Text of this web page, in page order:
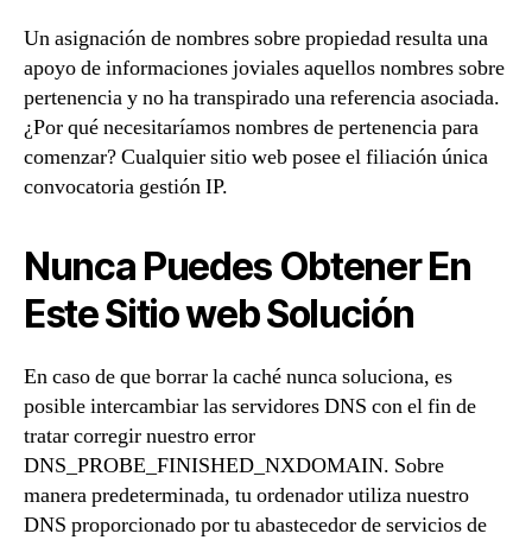
Un asignación de nombres sobre propiedad resulta una
apoyo de informaciones joviales aquellos nombres sobre
pertenencia y no ha transpirado una referencia asociada.
¿Por qué necesitarí­amos nombres de pertenencia para
comenzar? Cualquier sitio web posee el filiación única
convocatoria gestión IP.
Nunca Puedes Obtener En
Este Sitio web Solución
En caso de que borrar la caché nunca soluciona, es
posible intercambiar las servidores DNS con el fin de
tratar corregir nuestro error
DNS_PROBE_FINISHED_NXDOMAIN. Sobre
manera predeterminada, tu ordenador utiliza nuestro
DNS proporcionado por tu abastecedor de servicios de